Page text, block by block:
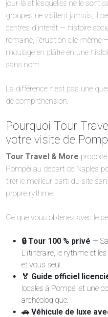
jour-là et lesquelles ne le sont
groupes ne visitent jamais, il
centres d’intérêt — histoire
romaine, l’éruption elle-
moulage en plâtre en une
sans nom.
La différence n’est pas une
de compréhension.
Pourquoi Tour
votre visite de
Tour Travel & More
Pompéi au départ de Naples
tirer le meilleur parti du site
propre rythme.
Ce que vous obtenez avec le
🔒 Tour 100 % privé —
L’itinéraire, le rythme et
et vous seul.
🏅 Guide officiel
locales à Pompéi et une
archéologique.
🚗 Véhicule de luxe